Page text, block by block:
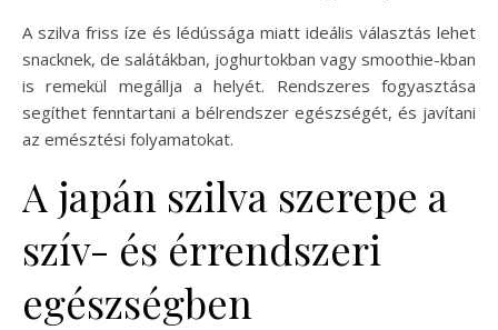
A szilva friss íze és lédússága miatt ideális választás lehet
snacknek, de salátákban, joghurtokban vagy smoothie-kban
is remekül megállja a helyét. Rendszeres fogyasztása
segíthet fenntartani a bélrendszer egészségét, és javítani
az emésztési folyamatokat.
A japán szilva szerepe a
szív- és érrendszeri
egészségben